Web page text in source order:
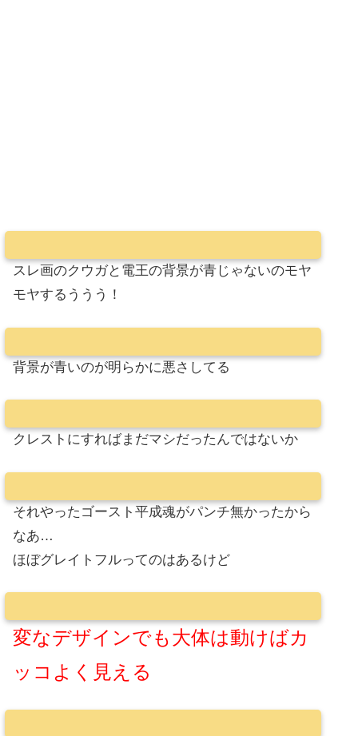
スレ画のクウガと電王の背景が青じゃないのモヤ
モヤするううう！
背景が青いのが明らかに悪さしてる
クレストにすればまだマシだったんではないか
それやったゴースト平成魂がパンチ無かったから
なあ…
ほぼグレイトフルってのはあるけど
変なデザインでも大体は動けばカ
ッコよく見える